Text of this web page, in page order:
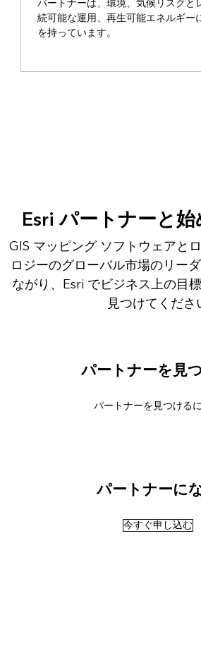
続可能な運用、再生可能エネルギー
を持っています。
Esri パートナーと
GIS マッピング ソフトウェアと
ロジーのグローバル市場のリー
ながり、Esri でビジネス上の目
見つけてくださ
パートナーを見
パートナーを見つける
パートナーに
今すぐ申し込む